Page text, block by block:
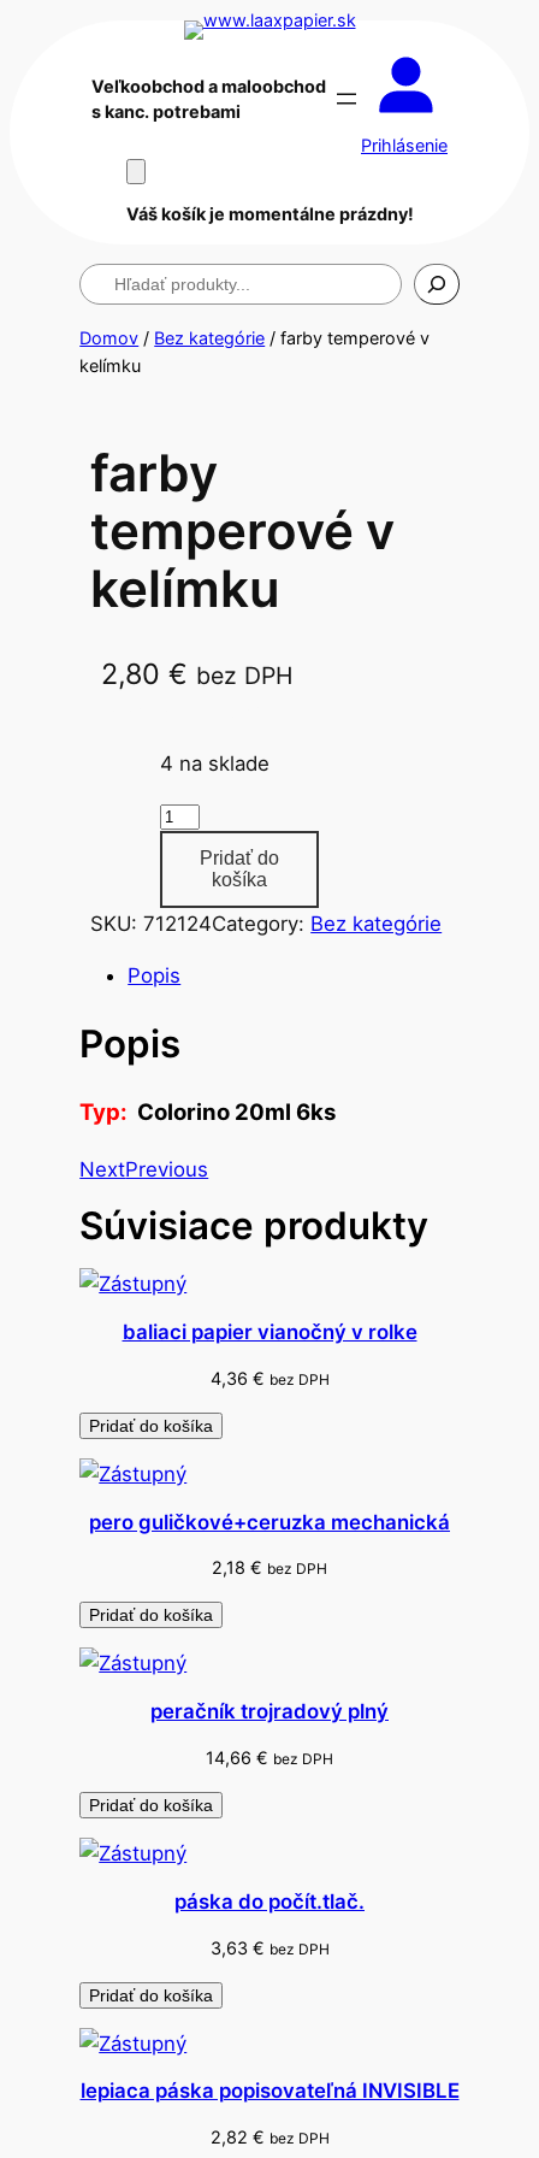
Veľkoobchod a maloobchod
s kanc. potrebami
Prihlásenie
Váš košík je momentálne prázdny!
Hľadanie
Domov / Bez kategórie / farby temperové v
kelímku
farby
temperové v
kelímku
2,80€ bez DPH
4 na sklade
m
ž
s
t
o
f
r
b
t
m
e
o
v
é
k
l
í
m
u
Pridať do
košíka
SKU: 712124Category: Bez kategórie
Popis
Popis
Typ: Colorino 20ml 6ks
NextPrevious
Súvisiace produkty
baliaci papier vianočný v rolke
4,36 € bez DPH
Pridať do košíka
pero guličkové+ceruzka mechanická
2,18 € bez DPH
Pridať do košíka
peračník trojradový plný
14,66 € bez DPH
Pridať do košíka
páska do počít.tlač.
3,63 € bez DPH
Pridať do košíka
lepiaca páska popisovateľná INVISIBLE
2,82 € bez DPH